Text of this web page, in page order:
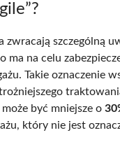
zwracają szczególną
ma na celu
Takie oznaczenie
być mniejsze o
który nie jest